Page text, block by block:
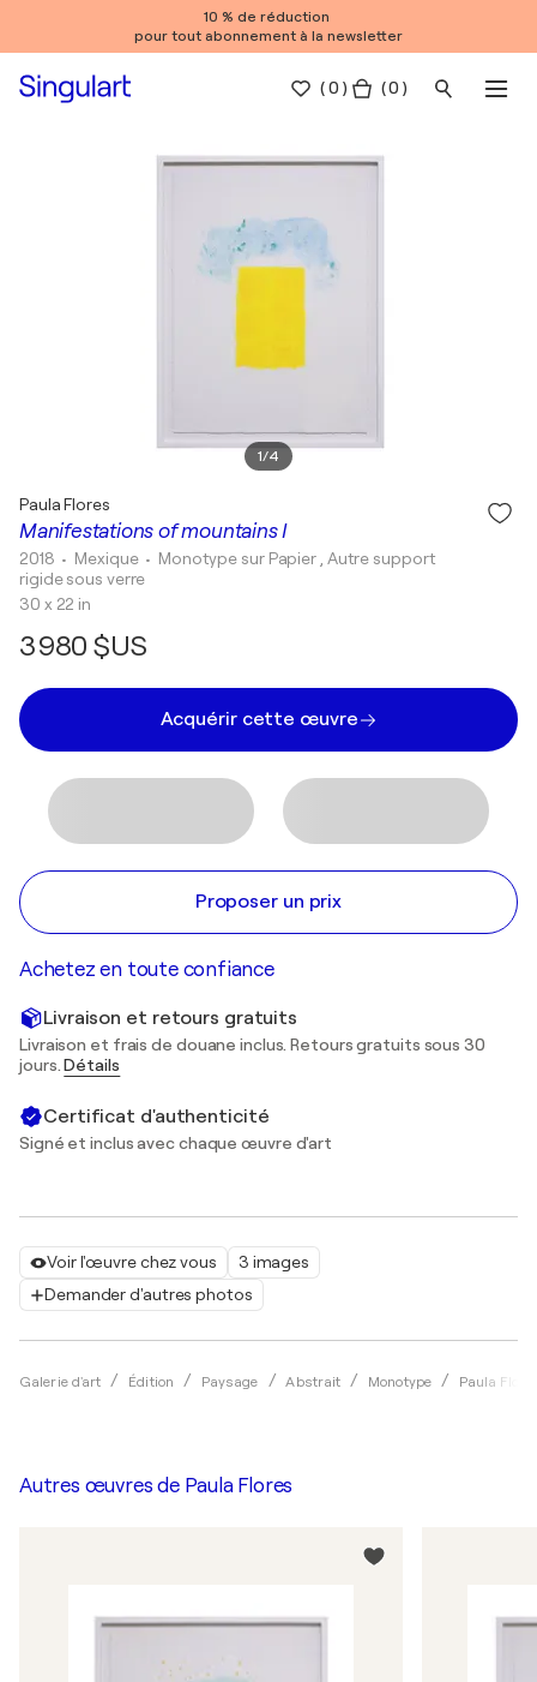
10 % de réduction
pour tout abonnement à la newsletter
(0 ) ( 0 )
1/4
Voir l'œuvre chez vous
3 images
Demander d'autres photos
Galerie d'art Édition Paysage Abstrait Monotype Paula
Manifestations of mountains I
Paula Flores
2018 • Mexique • Monotype sur Papier , Autre support
rigide sous verre
30 x 22 in
3 980 $US
Acquérir cette œuvre
Proposer un prix
Achetez en toute confiance
Livraison et retours gratuits
Livraison et frais de douane inclus. Retours gratuits sous 30
jours.Détails
Certificat d'authenticité
Signé et inclus avec chaque œuvre d'art
Autres œuvres de Paula Flores